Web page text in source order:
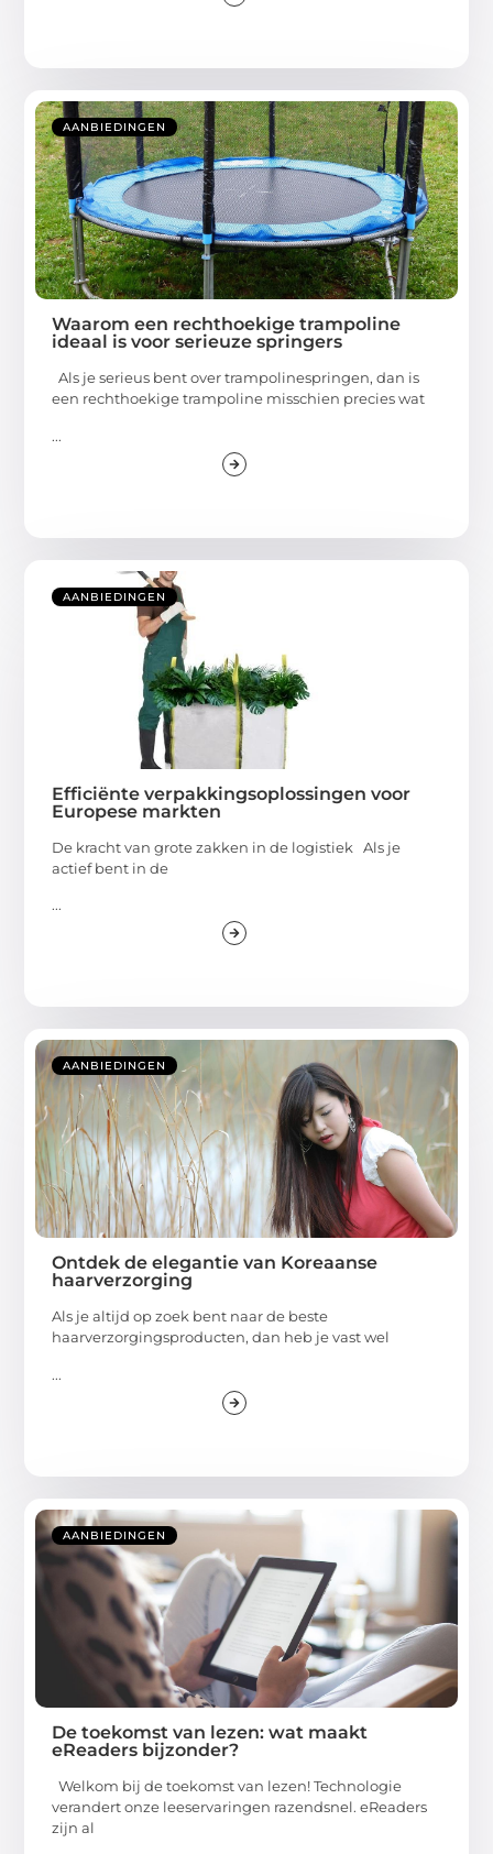
AANBIEDINGEN
Waarom een rechthoekige trampoline
ideaal is voor serieuze springers
Als je serieus bent over trampolinespringen, dan is
een rechthoekige trampoline misschien precies wat
...
AANBIEDINGEN
Efficiënte verpakkingsoplossingen voor
Europese markten
De kracht van grote zakken in de logistiek Als je
actief bent in de
...
AANBIEDINGEN
Ontdek de elegantie van Koreaanse
haarverzorging
Als je altijd op zoek bent naar de beste
haarverzorgingsproducten, dan heb je vast wel
...
AANBIEDINGEN
De toekomst van lezen: wat maakt
eReaders bijzonder?
Welkom bij de toekomst van lezen! Technologie
verandert onze leeservaringen razendsnel. eReaders
zijn al